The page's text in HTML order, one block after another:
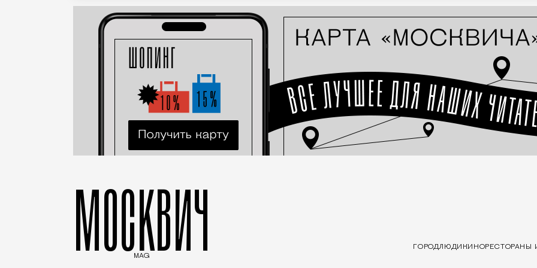
МОСКВИЧ
MAG
ГОРОДЛЮДИ КИНОРЕСТОРАНЫ